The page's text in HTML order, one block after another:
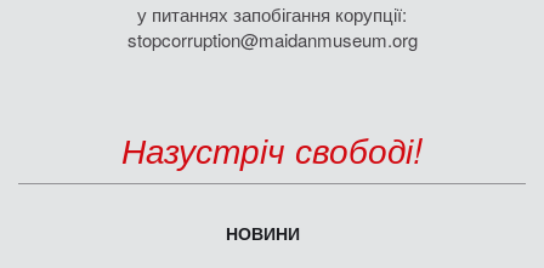
у питаннях запобігання корупції:
stopcorruption@maidanmuseum.org
Назустріч свободі!
НОВИНИ